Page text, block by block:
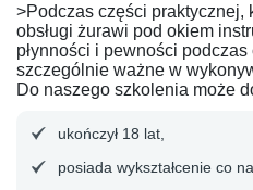
>Podczas części praktycznej,
obsługi żurawi pod okiem
płynności i pewności
szczególnie ważne w
Do naszego szkolenia może
ukończył 18 lat,
posiada wykształcenie co